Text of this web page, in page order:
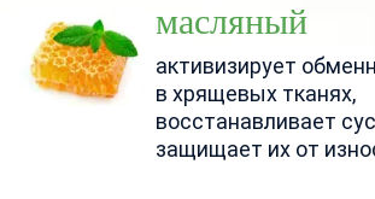
масляный
активизирует
в хрящевых тканях,
восстанавливает
защищает их от